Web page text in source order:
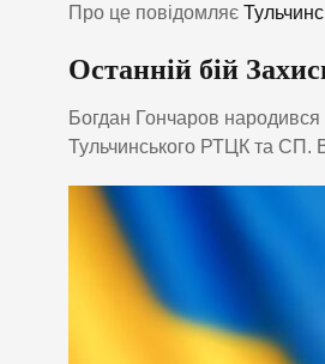
Про це повідомляє
Останній бій
Богдан Гончаров народився
Тульчинського РТЦК та СП.